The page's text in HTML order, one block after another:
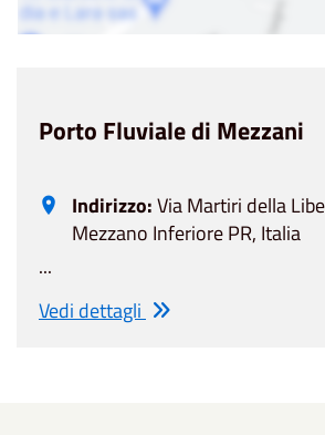
Porto Fluviale di Mezzani
Indirizzo:Via Martiri della
Mezzano Inferiore PR, Italia
...
Vedi dettagli